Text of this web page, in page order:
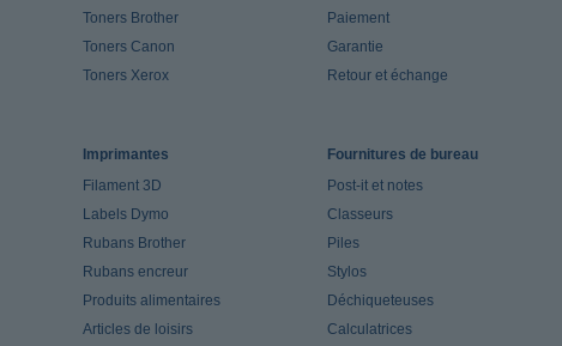
Toners Brother
Toners Canon
Toners Xerox
Paiement
Garantie
Retour et échange
Imprimantes
Filament 3D
Labels Dymo
Rubans Brother
Rubans encreur
Produits alimentaires
Articles de loisirs
Fournitures de bureau
Post-it et notes
Classeurs
Piles
Stylos
Déchiqueteuses
Calculatrices